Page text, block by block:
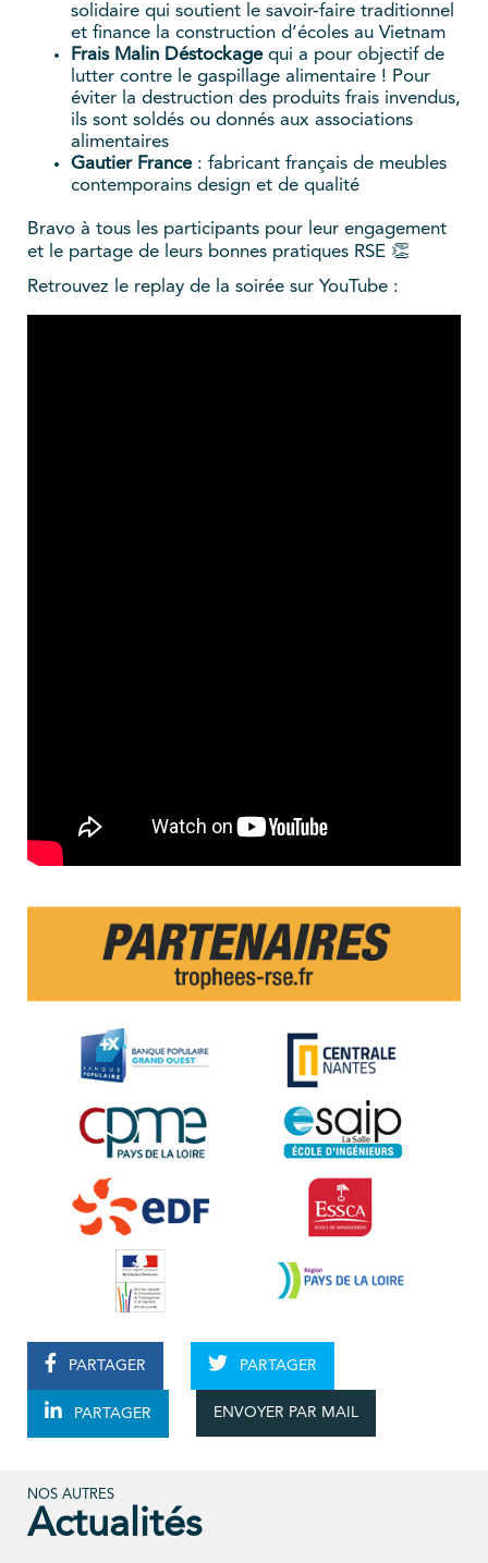
solidaire qui soutient le savoir-faire traditionnel
et finance la construction d’écoles au Vietnam
Frais Malin Déstockagequi a pour objectif de
lutter contre le gaspillage alimentaire ! Pour
éviter la destruction des produits frais invendus,
ils sont soldés ou donnés aux associations
alimentaires
Gautier France: fabricant français de meubles
contemporains design et de qualité
Bravo à tous les participants pour leur engagement
et le partage de leurs bonnes pratiques RSE 👏
Retrouvez le replay de la soirée sur YouTube :
PARTAGER PARTAGER
PARTAGER ENVOYER PAR MAIL
NOS AUTRES
Actualités